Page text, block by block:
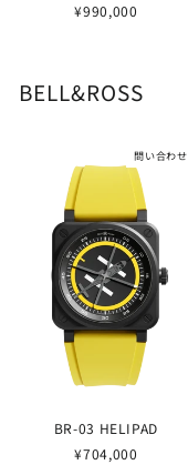
¥990,000
BELL&ROSS
問い合わせ
BR-03 HELIPAD
¥704,000